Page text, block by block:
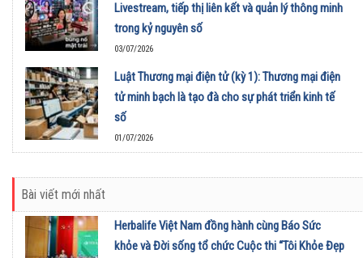
Livestream, tiếp thị liên kết và quản lý thông minh
trong kỷ nguyên số
03/07/2026
Luật Thương mại điện tử (kỳ 1): Thương mại điện
tử minh bạch là tạo đà cho sự phát triển kinh tế
số
01/07/2026
Bài viết mới nhất
Herbalife Việt Nam đồng hành cùng Báo Sức
khỏe và Đời sống tổ chức Cuộc thi “Tôi Khỏe Đẹp